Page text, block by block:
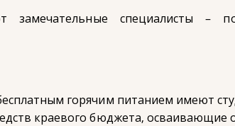
замечательные специалисты –
горячим питанием имеют
краевого бюджета,